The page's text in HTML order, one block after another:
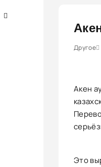
Другое
1 2 3 4
Акен
Это